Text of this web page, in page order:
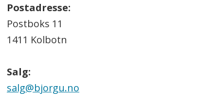
Postadresse:
Postboks 11
1411 Kolbotn
Salg:
salg@bjorgu.no